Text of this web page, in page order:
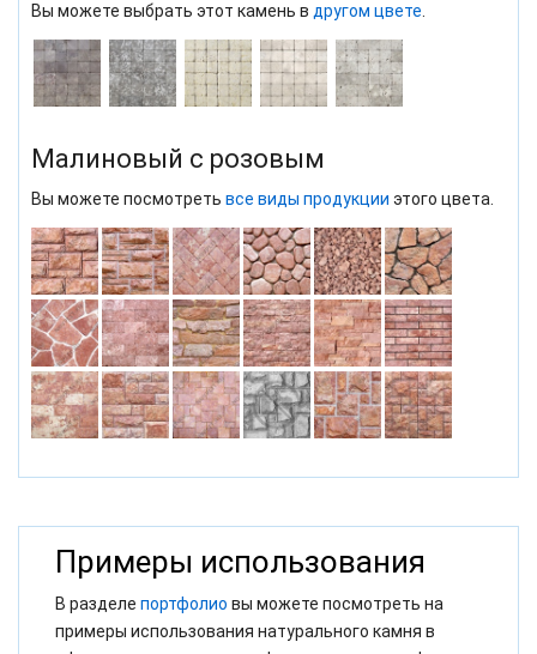
Вы можете выбрать этот камень в другом цвете
Малиновый с розовым
Вы можете посмотреть все виды продукции этого цвета.
Примеры использования
В разделе портфолио вы можете посмотреть на
примеры использования натурального камня в